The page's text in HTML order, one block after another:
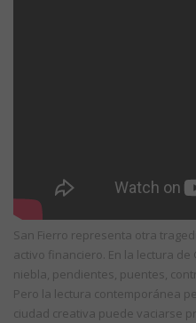
San Fierro representa otra
activo financiero. En la lectura de
niebla, pendientes, puentes,
Pero la lectura contemporánea
ciudad creativa puede vaciarse